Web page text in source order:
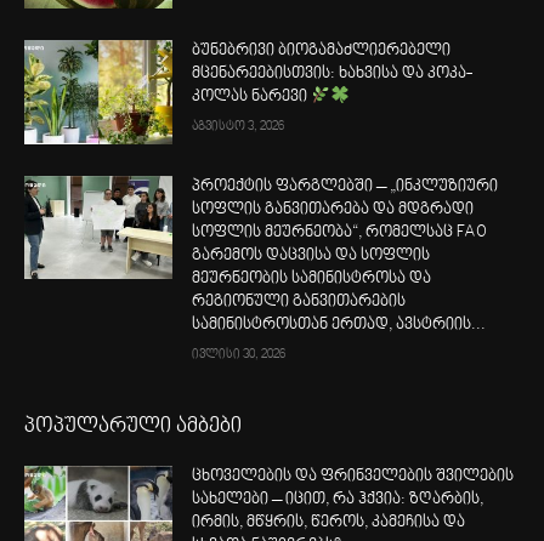
ბუნებრივი ბიოგამაძლიერებელი
მცენარეებისთვის: ხახვისა და კოკა-
კოლას ნარევი
აგვისტო 3, 2026
პროექტის ფარგლებში – „ინკლუზიური
სოფლის განვითარება და მდგრადი
სოფლის მეურნეობა“, რომელსაც FAO
გარემოს დაცვისა და სოფლის
მეურნეობის სამინისტროსა და
რეგიონული განვითარების
სამინისტროსთან ერთად, ავსტრიის...
ივლისი 30, 2026
პოპულარული ამბები
ცხოველების და ფრინველების შვილების
სახელები – იცით, რა ჰქვია: ზღარბის,
ირმის, მწყრის, წეროს, კამეჩისა და